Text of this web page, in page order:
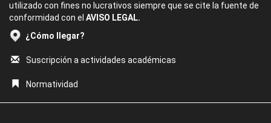
utilizado con fines no lucrativos siempre que se cite la fuente de
conformidad con el AVISO LEGAL.
¿Cómo llegar?
Suscripción a actividades académicas
Normatividad